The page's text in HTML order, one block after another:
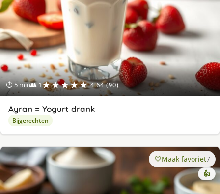
⏱ 5 min👥 1★★★★★ 4.64 (90)
Ayran = Yogurt drank
Bijgerechten
Maak favoriet7
👍